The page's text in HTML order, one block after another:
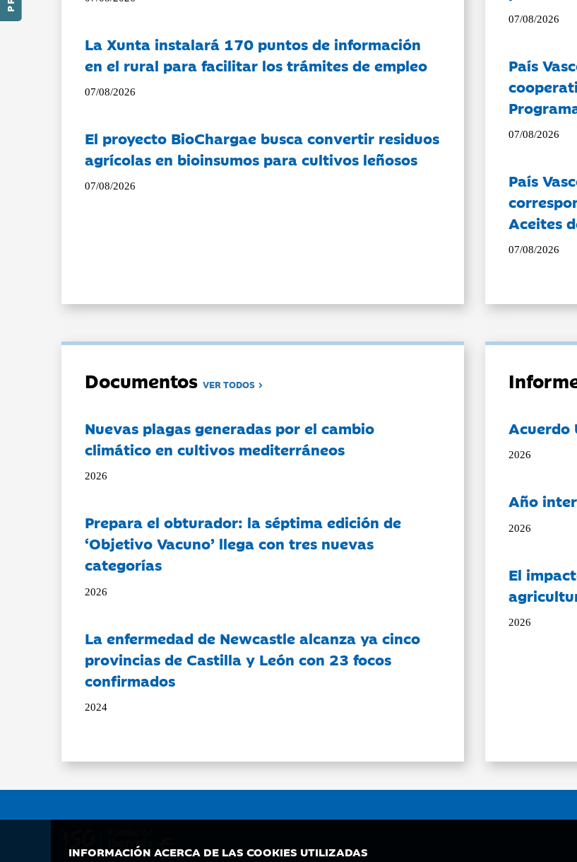
INFORMACIÓN ACERCA DE LAS COOKIES UTILIZADAS
La Xunta instalará 170 puntos de información
en el rural para facilitar los trámites de empleo
07/08/2026
El proyecto BioChargae busca convertir residuos
agrícolas en bioinsumos para cultivos leñosos
07/08/2026
07/08/2026
País
07/08/2026
País
Aceites
07/08/2026
DocumentosVER TODOS
Nuevas plagas generadas por el cambio
climático en cultivos mediterráneos
2026
Prepara el obturador: la séptima edición de
‘Objetivo Vacuno’ llega con tres nuevas
categorías
2026
La enfermedad de Newcastle alcanza ya cinco
provincias de Castilla y León con 23 focos
confirmados
2024
Acuerdo
2026
Año
2026
El
2026